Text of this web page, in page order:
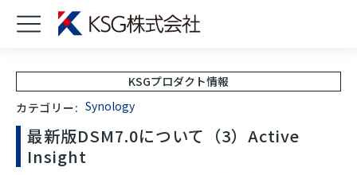
KSGプロダクト情報
カテゴリー: Synology
最新版DSM7.0について（3）Active
Insight